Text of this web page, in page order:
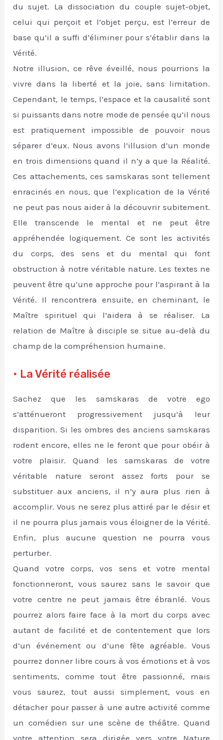
du sujet. La dissociation du couple sujet-objet,
celui qui perçoit et l’objet perçu, est l’erreur de
base qu’il a suffi d’éliminer pour s’établir dans la
Vérité.
Notre illusion, ce rêve éveillé, nous pourrions la
vivre dans la liberté et la joie, sans limitation.
Cependant, le temps, l’espace et la causalité sont
si puissants dans notre mode de pensée qu’il nous
est pratiquement impossible de pouvoir nous
séparer d’eux. Nous avons l’illusion d’un monde
en trois dimensions quand il n’y a que la Réalité.
Ces attachements, ces samskaras sont tellement
enracinés en nous, que l’explication de la Vérité
ne peut pas nous aider à la découvrir subitement.
Elle transcende le mental et ne peut être
appréhendée logiquement. Ce sont les activités
du corps, des sens et du mental qui font
obstruction à notre véritable nature. Les textes ne
peuvent être qu’une approche pour l’aspirant à la
Vérité. Il rencontrera ensuite, en cheminant, le
Maître spirituel qui l’aidera à se réaliser. La
relation de Maître à disciple se situe au-delà du
champ de la compréhension humaine.
• La Vérité réalisée
Sachez que les samskaras de votre ego
s’atténueront progressivement jusqu’à leur
disparition. Si les ombres des anciens samskaras
rodent encore, elles ne le feront que pour obéir à
votre plaisir. Quand les samskaras de votre
véritable nature seront assez forts pour se
substituer aux anciens, il n’y aura plus rien à
accomplir. Vous ne serez plus attiré par le désir et
il ne pourra plus jamais vous éloigner de la Vérité.
Enfin, plus aucune question ne pourra vous
perturber.
Quand votre corps, vos sens et votre mental
fonctionneront, vous saurez sans le savoir que
votre centre ne peut jamais être ébranlé. Vous
pourrez alors faire face à la mort du corps avec
autant de facilité et de contentement que lors
d’un événement ou d’une fête agréable. Vous
pourrez donner libre cours à vos émotions et à vos
sentiments, comme tout être passionné, mais
vous saurez, tout aussi simplement, vous en
détacher pour passer à une autre activité comme
un comédien sur une scène de théâtre. Quand